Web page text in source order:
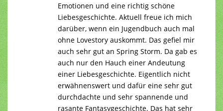
Emotionen und eine richtig schöne
Liebesgeschichte. Aktuell freue ich mich
darüber, wenn ein Jugendbuch auch mal
ohne Lovestory auskommt. Das gefiel mir
auch sehr gut an Spring Storm. Da gab es
auch nur den Hauch einer Andeutung
einer Liebesgeschichte. Eigentlich nicht
erwähnenswert und dafür eine sehr gut
durchdachte und sehr spannende und
rasante Fantasygeschichte. Das hat sehr